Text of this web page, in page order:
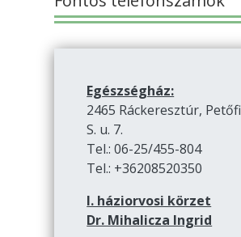
Egészségház:
2465 Ráckeresztúr, Petőfi
S. u. 7.
Tel.: 06-25/455-804
Tel.: +36208520350
I. háziorvosi körzet
Dr. Mihalicza Ingrid